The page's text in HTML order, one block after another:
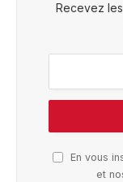
Recevez
En vous
et